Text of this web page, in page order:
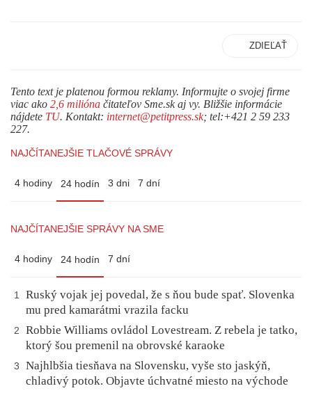
ZDIEĽAŤ
Tento text je platenou formou reklamy. Informujte o svojej firme
viac ako 2,6 milióna čitateľov Sme.sk aj vy. Bližšie informácie
nájdete TU. Kontakt: internet@petitpress.sk; tel:+421 2 59 233
227.
NAJČÍTANEJŠIE TLAČOVÉ SPRÁVY
4 hodiny 24 hodín 3 dni 7 dní
NAJČÍTANEJŠIE SPRÁVY NA SME
4 hodiny 24 hodín 7 dní
1
Ruský vojak jej povedal, že s ňou bude spať. Slovenka
mu pred kamarátmi vrazila facku
2
Robbie Williams ovládol Lovestream. Z rebela je tatko,
ktorý šou premenil na obrovské karaoke
3
Najhlbšia tiesňava na Slovensku, vyše sto jaskýň,
chladivý potok. Objavte úchvatné miesto na východe